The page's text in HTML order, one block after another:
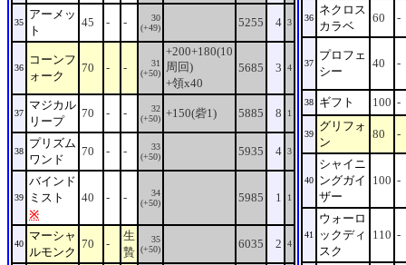
35
アーメッ
ト
45 - -
30
(+49)
5255 4 3
36
コーンフ
ォーク
70 - -
31
(+50)
+200+180(10
周回)
+領x40
5685 3 4
37
マジカル
リープ
70 - -
32
(+50) +150(砦1) 5885 8 1
38
プリズム
ワンド
70 - -
33
(+50)
5935 4 3
39
バインド
ミスト
※
40 - -
34
(+50)
5985 1 1
40
マーシャ
ルモンク
70 -
生
贄
35
(+50)
6035 2 4
36
ネクロス
カラベ
60 -
37
プロフェ
シー
40 -
38 ギフト 100 -
39
グリフォ
ン
80 -
40
シャイニ
ングガイ
ザー
100 -
41
ウォーロ
ックディ
スク
110 -